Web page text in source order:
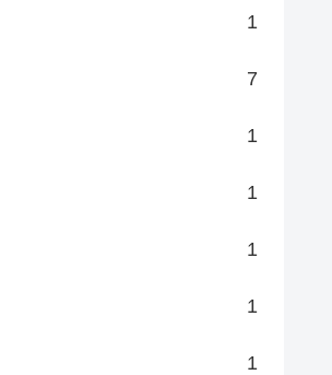
1
7
1
1
1
1
1